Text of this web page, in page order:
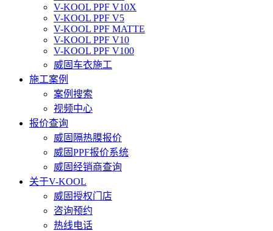
V-KOOL PPF V10X
V-KOOL PPF V5
V-KOOL PPF MATTE
V-KOOL PPF V10
V-KOOL PPF V100
威固车衣施工
施工案例
案例搜索
视频中心
报价查询
威固隔热膜报价
威固PPF报价系统
威固经销商查询
关于V-KOOL
威固授权门店
咨询预约
热线电话